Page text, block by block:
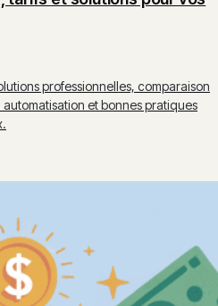
professionnelles, comparaison
et bonnes pratiques